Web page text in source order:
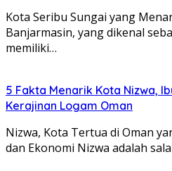
Kota Seribu Sungai yang
Banjarmasin, yang dikenal
memiliki…
5 Fakta Menarik Kota Nizwa,
Kerajinan Logam Oman
Nizwa, Kota Tertua di Oman
dan Ekonomi Nizwa adalah